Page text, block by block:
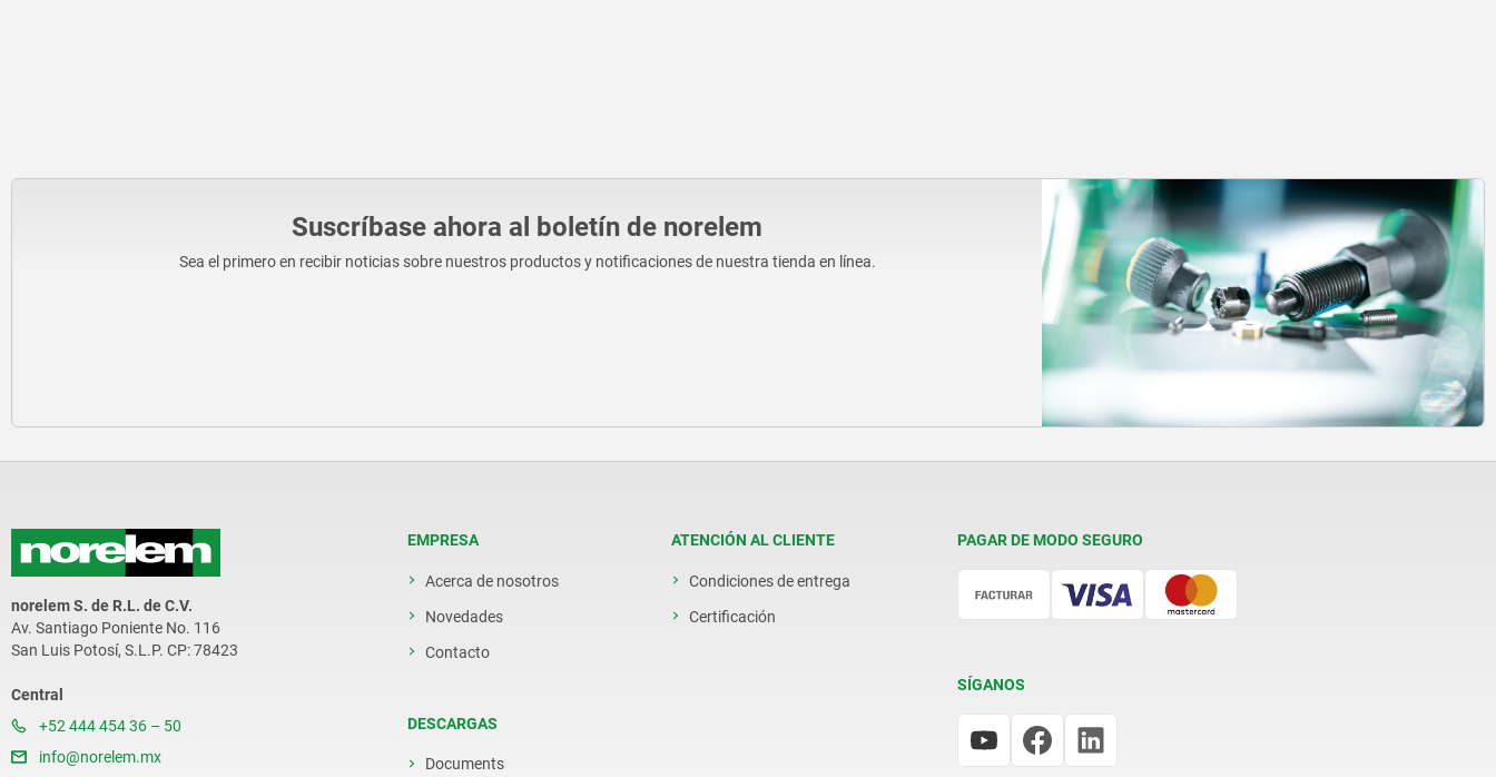
Suscríbase ahora al boletín de norelem
Sea el primero en recibir noticias sobre nuestros productos y notificaciones de nuestra tienda en línea.
norelem S. de R.L. de C.V.
Av. Santiago Poniente No. 116
San Luis Potosí, S.L.P. CP: 78423
Central
+52 444 454 36 – 50
info@norelem.mx
EMPRESA
Acerca de nosotros
Novedades
Contacto
DESCARGAS
Documents
ATENCIÓN AL CLIENTE
Condiciones de entrega
Certificación
PAGAR DE MODO SEGURO
SÍGANOS